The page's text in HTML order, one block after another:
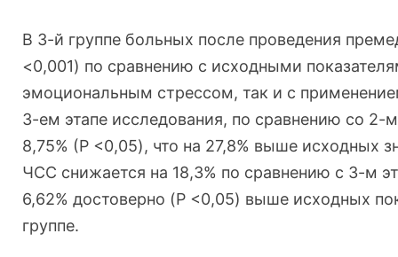
В 3-й группе больных после проведения
<0,001) по сравнению с исходными
эмоциональным стрессом, так и с
3-ем этапе исследования, по сравнению со 2-
8,75% (P <0,05), что на 27,8% выше исходных
ЧСС снижается на 18,3% по сравнению с 3-м
6,62% достоверно (P <0,05) выше исходных
группе.